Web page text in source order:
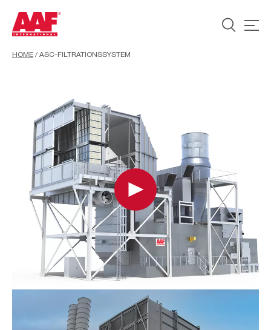
HOME / ASC-FILTRATIONSSYSTEM
Play